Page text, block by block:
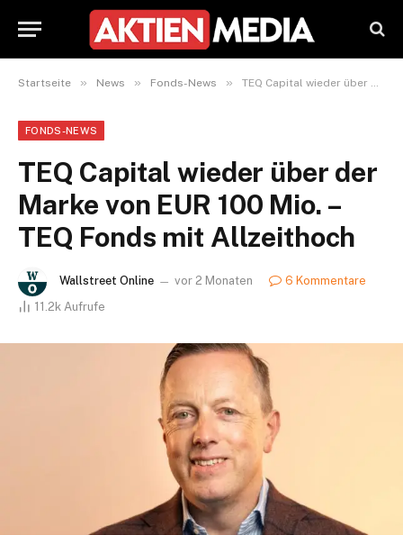
Startseite » News » Fonds-News » TEQ Capital wieder über der Marke von EUR 100 Mio. – TEQ Fonds mit Allzeithoch
FONDS-NEWS
TEQ Capital wieder über der
Marke von EUR 100 Mio. –
TEQ Fonds mit Allzeithoch
Wallstreet Online vor 2 Monaten
6 Kommentare
11.2k Aufrufe